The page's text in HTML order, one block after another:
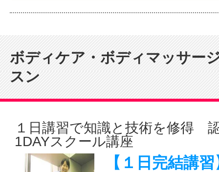
ボディケア・ボディマッサー
スン
１日講習で知識と技術を修得
1DAYスクール講座
【１日完結講